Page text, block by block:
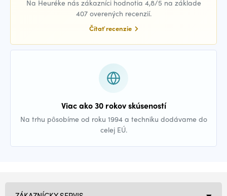
Na Heuréke nás zákazníci hodnotia 4,8/5 na základe
407 overených recenzií.
Čítať recenzie
Viac ako 30 rokov skúseností
Na trhu pôsobíme od roku 1994 a techniku dodávame do
celej EÚ.